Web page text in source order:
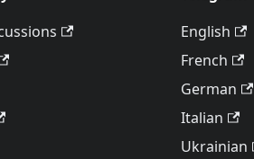
English
French
German
Italian
Ukrainian